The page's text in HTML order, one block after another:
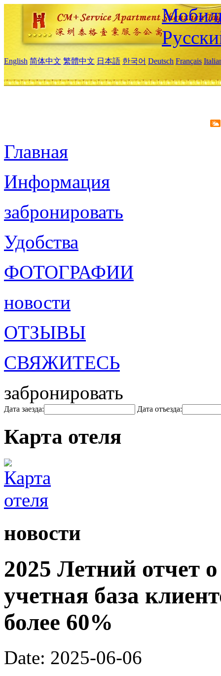
English 简体中文 繁體中文 日本語 한국어 Deutsch Français
Главная
Информация
забронировать
Удобства
ФОТОГРАФИИ
новости
ОТЗЫВЫ
СВЯЖИТЕСЬ
забронировать
Дата заезда: Дата отъезда:
Карта отеля
новости
2025 Летний отчет
учетная база
более 60%
Date: 2025-06-06